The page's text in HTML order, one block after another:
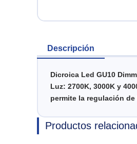
Descripción
Dicroica Led GU10
Luz: 2700K, 3000K y
permite la regulación
Productos